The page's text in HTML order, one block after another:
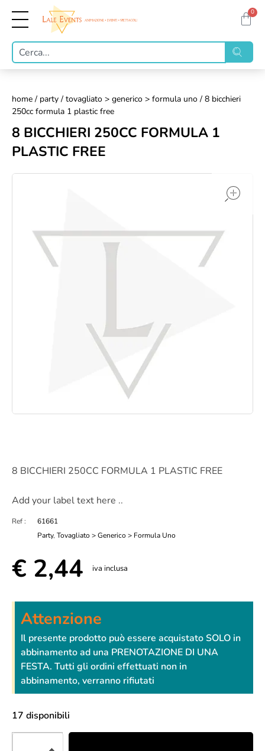
0
home / party / tovagliato > generico > formula uno / 8 bicchieri
250cc formula 1 plastic free
8 BICCHIERI 250CC FORMULA 1
PLASTIC FREE
8 BICCHIERI 250CC FORMULA 1 PLASTIC FREE
Add your label text here ..
Ref :
61661
Party, Tovagliato > Generico > Formula Uno
€ 2,44 iva inclusa
Attenzione
Il presente prodotto può essere acquistato SOLO in
abbinamento ad una PRENOTAZIONE DI UNA
FESTA. Tutti gli ordini effettuati non in
abbinamento, verranno rifiutati
17 disponibili